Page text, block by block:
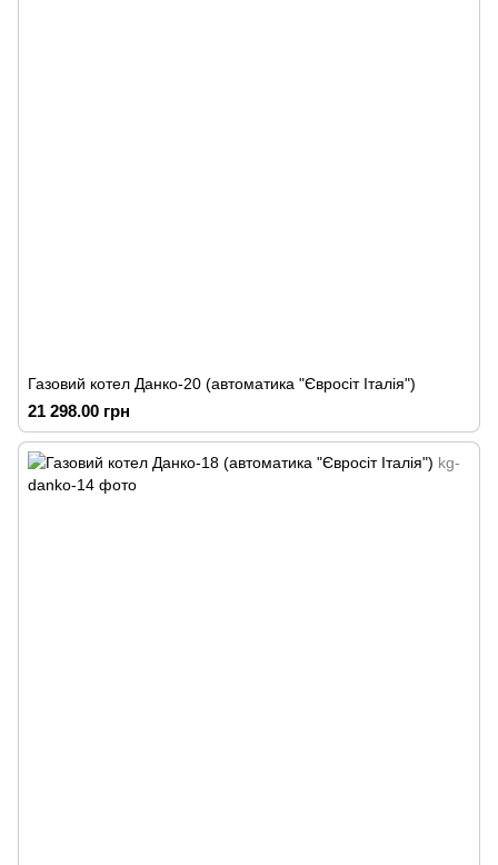
Газовий котел Данко-20 (автоматика "Євросіт Італія")
21 298.00 грн